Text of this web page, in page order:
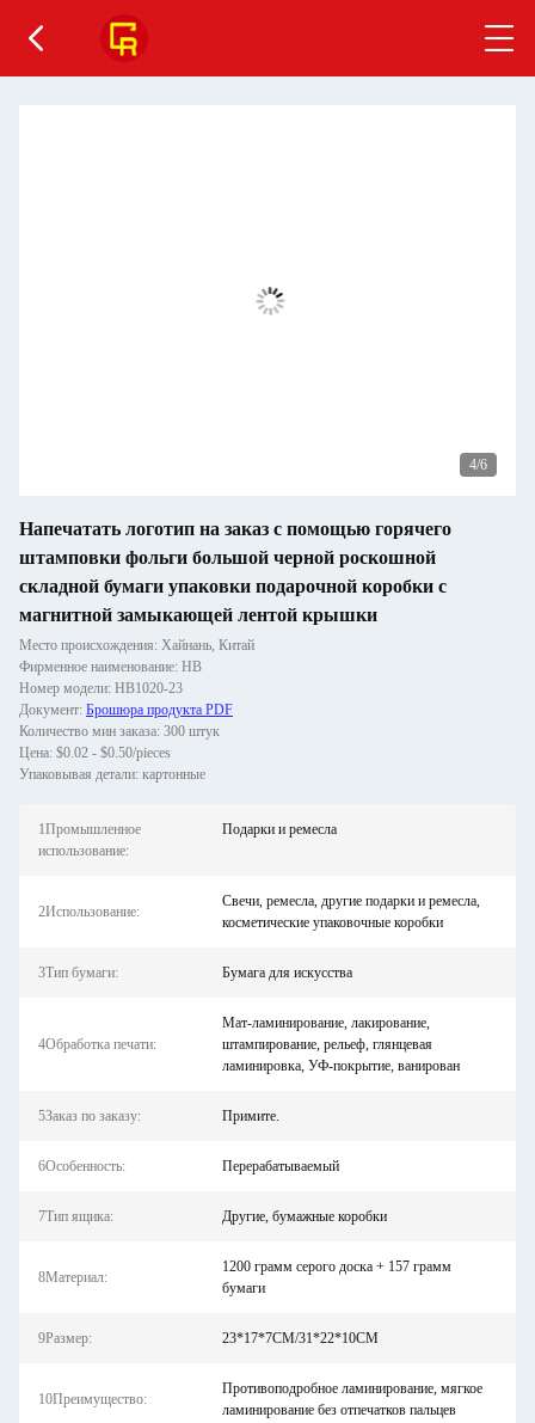
4/6
Напечатать логотип на заказ с помощью горячего
штамповки фольги большой черной роскошной
складной бумаги упаковки подарочной коробки с
магнитной замыкающей лентой крышки
Место происхождения: Хайнань, Китай
Фирменное наименование: HB
Номер модели: HB1020-23
Документ: Брошюра продукта PDF
Количество мин заказа: 300 штук
Цена: $0.02 - $0.50/pieces
Упаковывая детали: картонные
1Промышленное
использование:
Подарки и ремесла
2Использование:
Свечи, ремесла, другие подарки и ремесла,
косметические упаковочные коробки
3Тип бумаги: Бумага для искусства
4Обработка печати:
Мат-ламинирование, лакирование,
штампирование, рельеф, глянцевая
ламинировка, УФ-покрытие, ванирован
5Заказ по заказу: Примите.
6Особенность: Перерабатываемый
7Тип ящика: Другие, бумажные коробки
8Материал:
1200 грамм серого доска + 157 грамм
бумаги
9Размер: 23*17*7CM/31*22*10CM
10Преимущество:
Противоподробное ламинирование, мягкое
ламинирование без отпечатков пальцев